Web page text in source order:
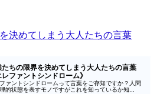
決めてしまう大人たちの言葉
たちの限界を決めてしまう大人たちの言葉
レファントシンドローム》
ァントシンドロームって言葉をご存知ですか？人間
的状態を表すモノですがこれを知っているか知...